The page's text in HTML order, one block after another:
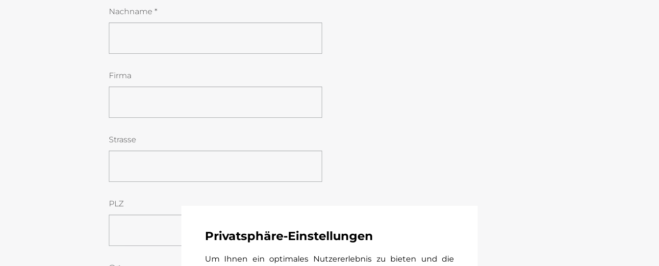
Privatsphäre-Einstellungen
Um Ihnen ein optimales Nutzererlebnis zu bieten und die
Nachname *
Firma
Strasse
PLZ